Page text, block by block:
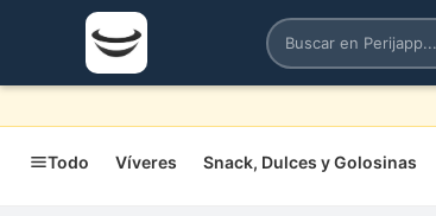
Todo Víveres Snack, Dulces y Golosinas